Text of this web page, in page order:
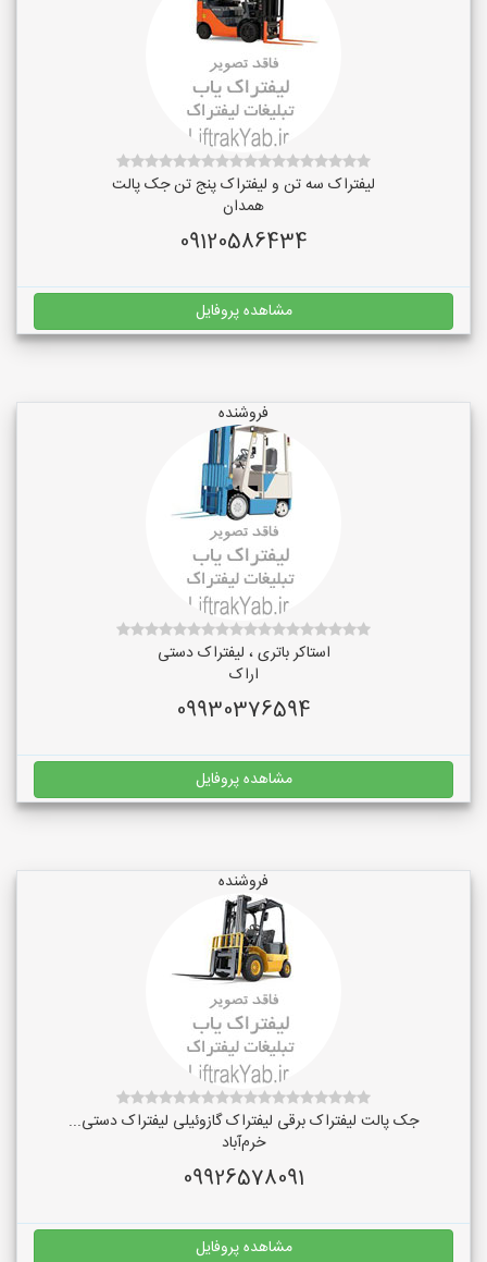
لیفتراک سه تن و لیفتراک پنج تن جک پالت
همدان
09120586434
مشاهده پروفایل
فروشنده
استاکر باتری ، لیفتراک دستی
اراک
09930376594
مشاهده پروفایل
فروشنده
جک پالت لیفتراک برقی لیفتراک گازوئیلی لیفتراک دستی...
خرم‌آباد
09926578091
مشاهده پروفایل